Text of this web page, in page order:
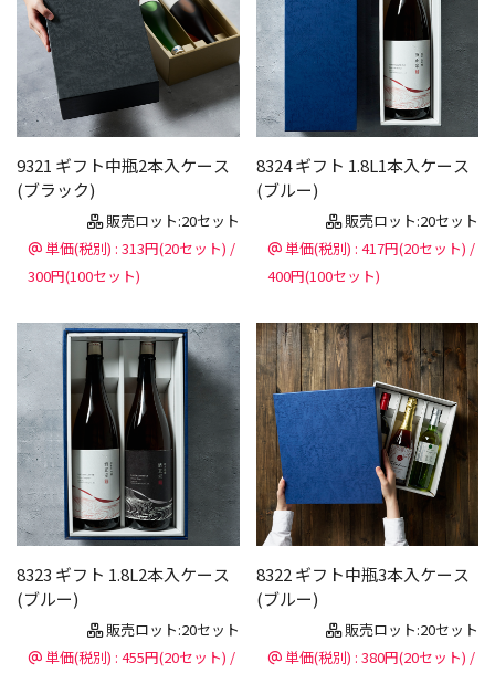
9321 ギフト中瓶2本入ケース
(ブラック)
販売ロット:20セット
単価(税別) : 313円(20セット) /
300円(100セット)
8324 ギフト 1.8L1本入ケース
(ブルー)
販売ロット:20セット
単価(税別) : 417円(20セット) /
400円(100セット)
8323 ギフト 1.8L2本入ケース
(ブルー)
販売ロット:20セット
単価(税別) : 455円(20セット) /
8322 ギフト中瓶3本入ケース
(ブルー)
販売ロット:20セット
単価(税別) : 380円(20セット) /